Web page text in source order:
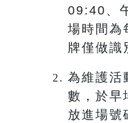
09:40、
場時間為
牌僅做識
為維護活
數，於早
放進場號